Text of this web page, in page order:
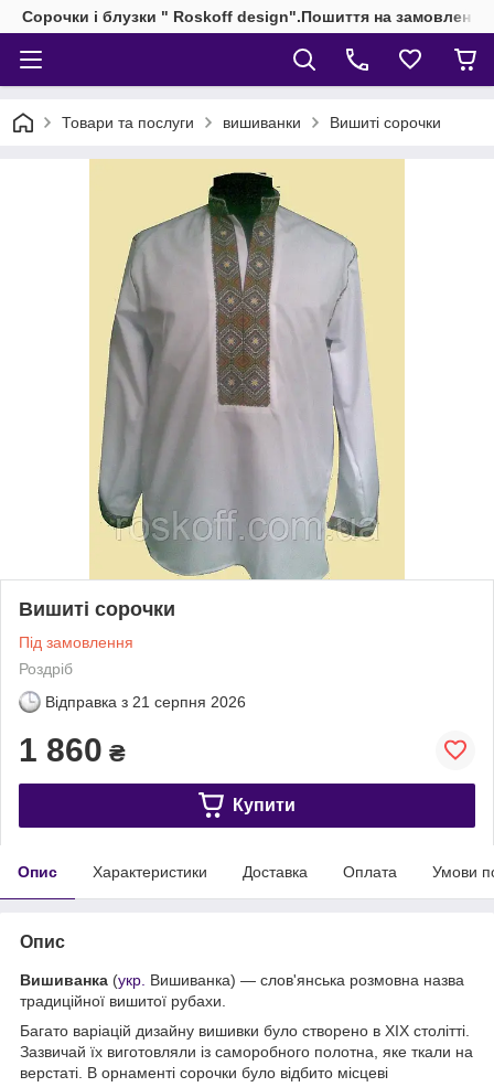
Сорочки і блузки " Roskoff design".Пошиття на замовлення
Товари та послуги вишиванки Вишиті сорочки
Вишиті сорочки
Під замовлення
Роздріб
Відправка з 21 серпня 2026
1 860 ₴
Купити
Опис Характеристики Доставка Оплата Умови
Опис
Вишиванка (укр. Вишиванка) — слов'янська розмовна назва
традиційної вишитої рубахи.
Багато варіацій дизайну вишивки було створено в XIX столітті.
Зазвичай їх виготовляли із саморобного полотна, яке ткали на
верстаті. В орнаменті сорочки було відбито місцеві